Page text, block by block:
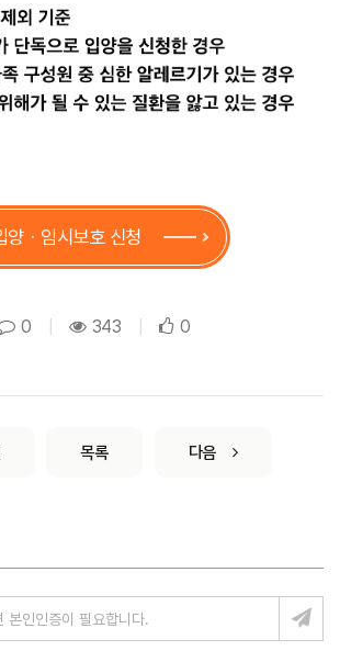
양ㆍ임시보호 신청
0 343 0
목록 다음